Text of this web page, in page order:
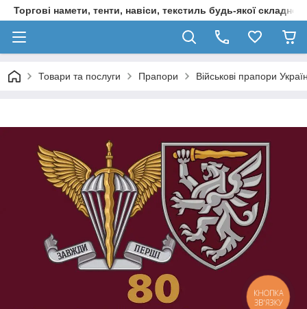
Торгові намети, тенти, навіси, текстиль будь-якої
Товари та послуги Прапори Військові прапори
КНОПКА
ЗВ'ЯЗКУ